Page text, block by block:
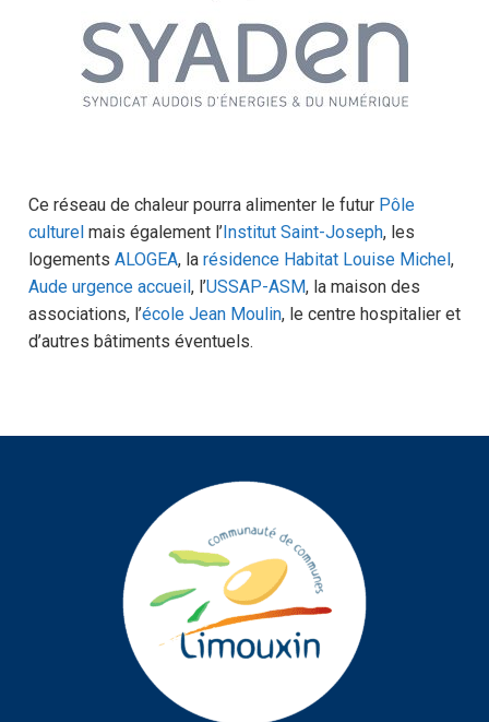
Ce réseau de chaleur pourra alimenter le futur Pôle
culturel mais également l’Institut Saint-Joseph, les
logements ALOGEA, la résidence Habitat Louise Michel,
Aude urgence accueil, l’USSAP-ASM, la maison des
associations, l’école Jean Moulin, le centre hospitalier et
d’autres bâtiments éventuels.